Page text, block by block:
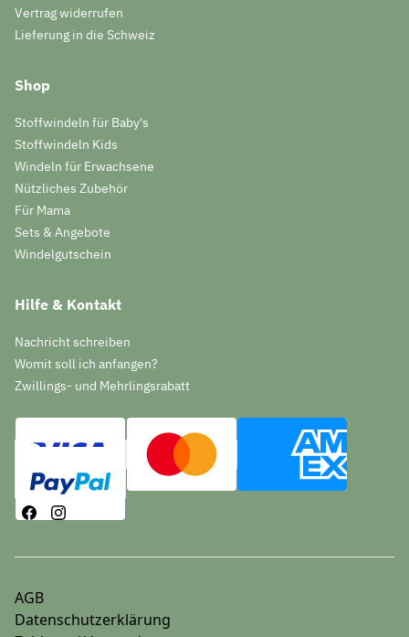
Vertrag widerrufen
Lieferung in die Schweiz
Shop
Stoffwindeln für Baby's
Stoffwindeln Kids
Windeln für Erwachsene
Nützliches Zubehör
Für Mama
Sets & Angebote
Windelgutschein
Hilfe & Kontakt
Nachricht schreiben
Womit soll ich anfangen?
Zwillings- und Mehrlingsrabatt
AGB
Datenschutzerklärung